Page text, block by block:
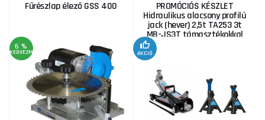
Fűrészlap élező GSS 400
6 %
KEDVEZMÉNY
PROMÓCIÓS KÉSZLET
Hidraulikus alacsony profilú
jack (hever) 2,5t TA253 3t
MB-JS3T támasztékokkal
AKCIÓ